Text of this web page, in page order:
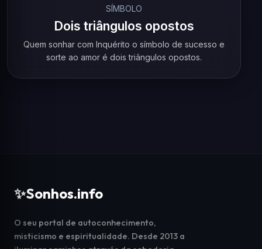
SÍMBOLO
Dois triângulos opostos
Quem sonhar com Inquérito o símbolo de sucesso e
sorte ao amor é dois triângulos opostos.
✨Sonhos.info
O seu portal de autoconhecimento,
misticismo e espiritualidade. Desde 2013 a